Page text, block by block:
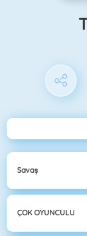
Savaş
ÇOK OYUNCULU